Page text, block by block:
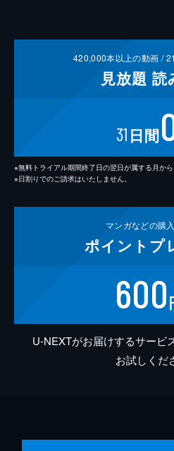
420,000本以上の動画 /
見放題 読
31 日間
※無料トライアル期間終了日の翌日が属する月から
※日割りでのご請求はいたしません。
マンガなどの購
ポイント プ
600
U-NEXTがお届けするサービ
お試しくだ